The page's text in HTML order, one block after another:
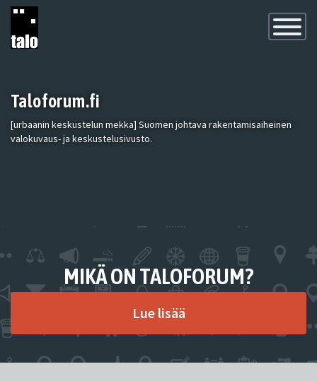
Toggle
Taloforum.fi
[urbaanin keskustelun mekka] Suomen johtava rakentamisaiheinen
valokuvaus- ja keskustelusivusto.
MIKÄ ON TALOFORUM?
Lue lisää